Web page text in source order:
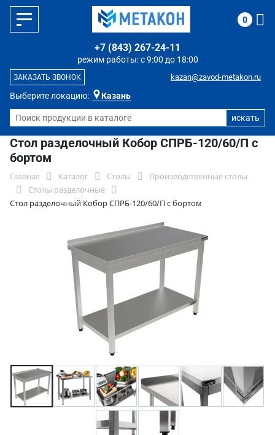
Выберите локацию: Казань
режим работы: с 9:00 до 18:00
+7 (843) 267-24-11
kazan@zavod-metakon.ru
ЗАКАЗАТЬ ЗВОНОК
0
Стол разделочный Кобор СПРБ-120/60/П с
бортом
Главная Каталог Столы
Производственные столы
Столы разделочные
Стол разделочный Кобор СПРБ-120/60/П с бортом